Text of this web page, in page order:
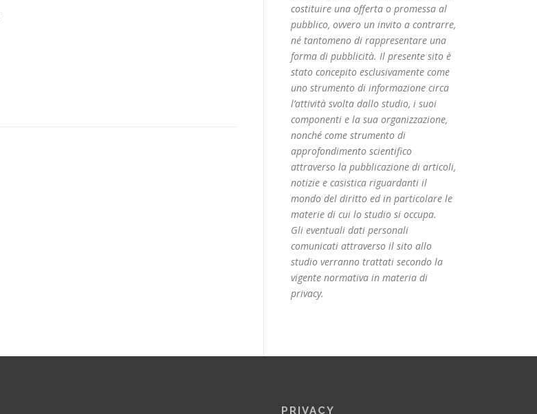
costituire una offerta o promessa al
pubblico, ovvero un invito a contrarre,
né tantomeno di rappresentare una
forma di pubblicità. Il presente sito è
stato concepito esclusivamente come
uno strumento di informazione circa
l’attività svolta dallo studio, i suoi
componenti e la sua organizzazione,
nonché come strumento di
approfondimento scientifico
attraverso la pubblicazione di articoli,
notizie e casistica riguardanti il
mondo del diritto ed in particolare le
materie di cui lo studio si occupa.
Gli eventuali dati personali
comunicati attraverso il sito allo
studio verranno trattati secondo la
vigente normativa in materia di
privacy.
PRIVACY